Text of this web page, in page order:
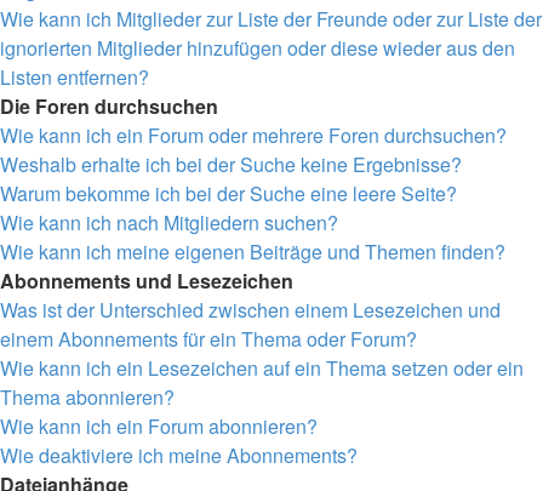
Wie kann ich Mitglieder zur Liste der Freunde oder zur Liste der
ignorierten Mitglieder hinzufügen oder diese wieder aus den
Listen entfernen?
Die Foren durchsuchen
Wie kann ich ein Forum oder mehrere Foren durchsuchen?
Weshalb erhalte ich bei der Suche keine Ergebnisse?
Warum bekomme ich bei der Suche eine leere Seite?
Wie kann ich nach Mitgliedern suchen?
Wie kann ich meine eigenen Beiträge und Themen finden?
Abonnements und Lesezeichen
Was ist der Unterschied zwischen einem Lesezeichen und
einem Abonnements für ein Thema oder Forum?
Wie kann ich ein Lesezeichen auf ein Thema setzen oder ein
Thema abonnieren?
Wie kann ich ein Forum abonnieren?
Wie deaktiviere ich meine Abonnements?
Dateianhänge